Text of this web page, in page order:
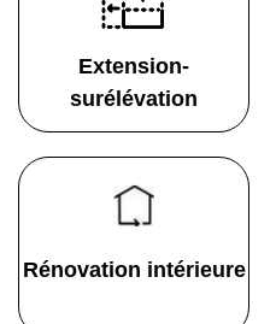
Extension-
surélévation
Rénovation intérieure